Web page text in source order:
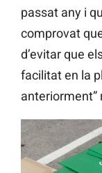
passat any i
comprovat
d’evitar que
facilitat en la
anteriorment”